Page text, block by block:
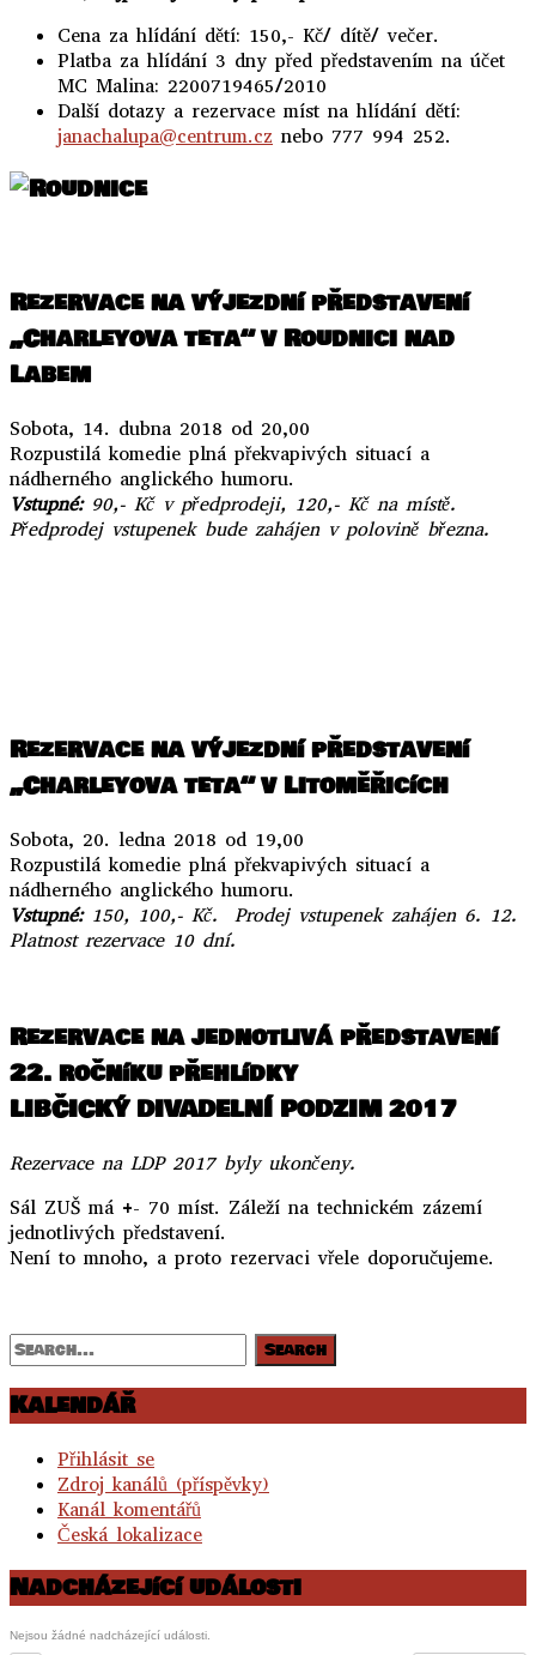
Cena za hlídání dětí: 150,- Kč/ dítě/ večer.
Platba za hlídání 3 dny před představením na účet
MC Malina: 2200719465/2010
Další dotazy a rezervace míst na hlídání dětí:
janachalupa@centrum.cz nebo 777 994 252.
Rezervace na výjezdní představení
„Charleyova teta“ v Roudnici nad
Labem
Sobota, 14. dubna 2018 od 20,00
Rozpustilá komedie plná překvapivých situací a
nádherného anglického humoru.
Vstupné: 90,- Kč v předprodeji, 120,- Kč na místě.
Předprodej vstupenek bude zahájen v polovině března.
Rezervace na výjezdní představení
„Charleyova teta“ v Litoměřicích
Sobota, 20. ledna 2018 od 19,00
Rozpustilá komedie plná překvapivých situací a
nádherného anglického humoru.
Vstupné: 150, 100,- Kč. Prodej vstupenek zahájen 6. 12.
Platnost rezervace 10 dní.
Rezervace na jednotlivá představení
22. ročníku přehlídky
LIBČICKÝ DIVADELNÍ PODZIM 2017
Rezervace na LDP 2017 byly ukončeny.
Sál ZUŠ má +- 70 míst. Záleží na technickém zázemí
jednotlivých představení.
Není to mnoho, a proto rezervaci vřele doporučujeme.
Kalendář
Přihlásit se
Zdroj kanálů (příspěvky)
Kanál komentářů
Česká lokalizace
Nadcházející události
Nejsou žádné nadcházející události.